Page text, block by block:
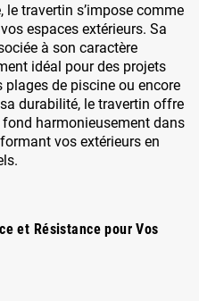
travertin s’impose comme
espaces extérieurs. Sa
à son caractère
idéal pour des projets
plages de piscine ou encore
durabilité, le travertin offre
harmonieusement dans
vos extérieurs en
et Résistance pour Vos